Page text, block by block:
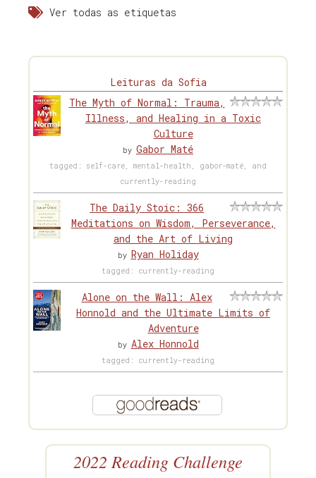
Ver todas as etiquetas
Leituras da Sofia
The Myth of Normal: Trauma,
Illness, and Healing in a Toxic
Culture
by Gabor Maté
tagged: self-care, mental-health, gabor-maté, and
currently-reading
The Daily Stoic: 366
Meditations on Wisdom, Perseverance,
and the Art of Living
by Ryan Holiday
tagged: currently-reading
Alone on the Wall: Alex
Honnold and the Ultimate Limits of
Adventure
by Alex Honnold
tagged: currently-reading
2022 Reading Challenge